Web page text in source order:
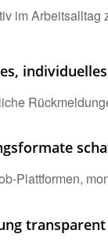
im
Plattformen,
transparent